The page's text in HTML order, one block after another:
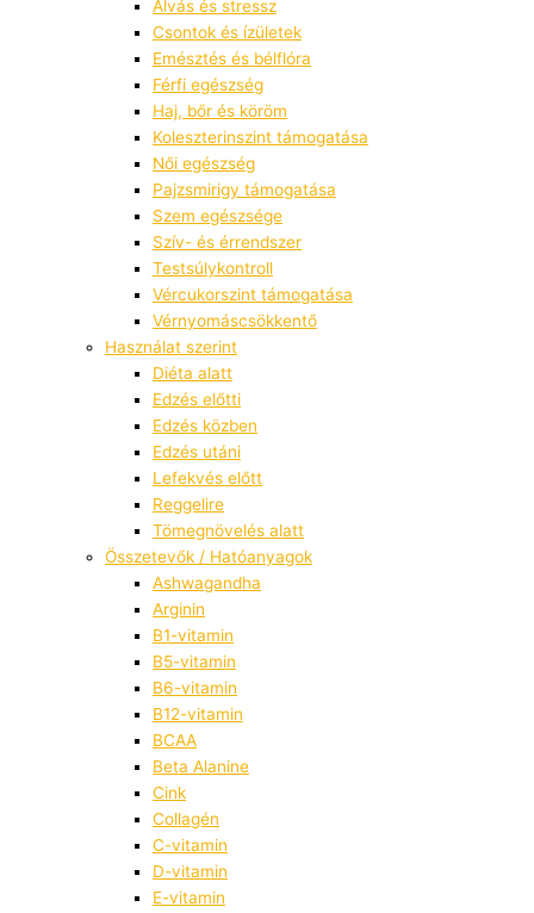
Alvás és stressz
Csontok és ízületek
Emésztés és bélflóra
Férfi egészség
Haj, bőr és köröm
Koleszterinszint támogatása
Női egészség
Pajzsmirigy támogatása
Szem egészsége
Szív- és érrendszer
Testsúlykontroll
Vércukorszint támogatása
Vérnyomáscsökkentő
Használat szerint
Diéta alatt
Edzés előtti
Edzés közben
Edzés utáni
Lefekvés előtt
Reggelire
Tömegnövelés alatt
Összetevők / Hatóanyagok
Ashwagandha
Arginin
B1-vitamin
B5-vitamin
B6-vitamin
B12-vitamin
BCAA
Beta Alanine
Cink
Collagén
C-vitamin
D-vitamin
E-vitamin